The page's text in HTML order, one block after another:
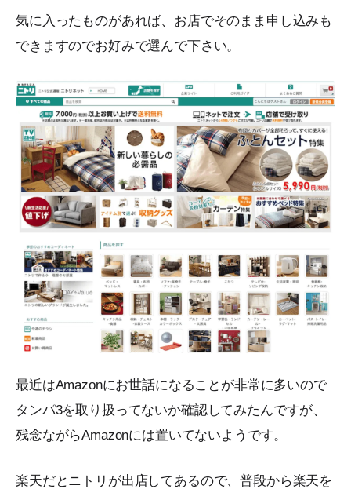
気に入ったものがあれば、お店でそのまま申し込みも
できますのでお好みで選んで下さい。
最近はAmazonにお世話になることが非常に多いので
タンパ3を取り扱ってないか確認してみたんですが、
残念ながらAmazonには置いてないようです。
楽天だとニトリが出店してあるので、普段から楽天を